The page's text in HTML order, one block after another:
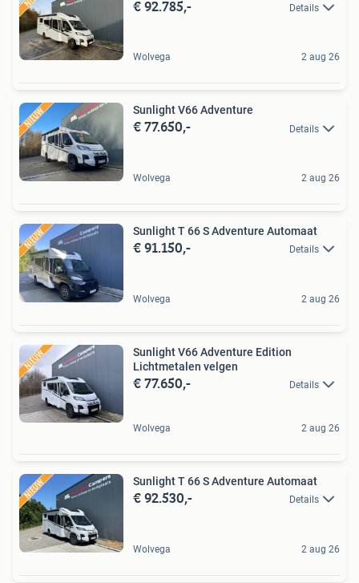
€ 92.785,- Details
Wolvega 2 aug 26
Sunlight V66 Adventure
€ 77.650,- Details
Wolvega 2 aug 26
Sunlight T 66 S Adventure Automaat
€ 91.150,- Details
Wolvega 2 aug 26
Sunlight V66 Adventure Edition
Lichtmetalen velgen
€ 77.650,- Details
Wolvega 2 aug 26
Sunlight T 66 S Adventure Automaat
€ 92.530,- Details
Wolvega 2 aug 26